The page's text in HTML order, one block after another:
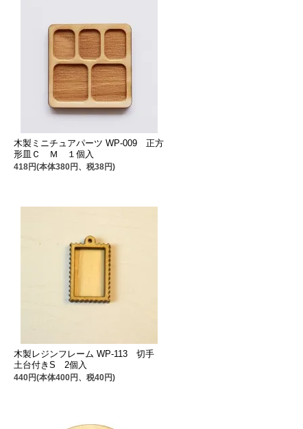
木製ミニチュアパーツ WP-009 正方
形皿Ｃ Ｍ １個入
418円(本体380円、税38円)
木製レジンフレーム WP-113 切手
土台付きS 2個入
440円(本体400円、税40円)